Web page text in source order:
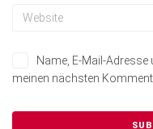
Name, E-Mail-
meinen nächsten